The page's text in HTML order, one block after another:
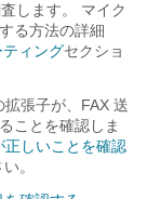
します。 マイク
る方法の詳細
ィングセクショ
張子が、FAX 送
ことを確認しま
正しいことを確認
。